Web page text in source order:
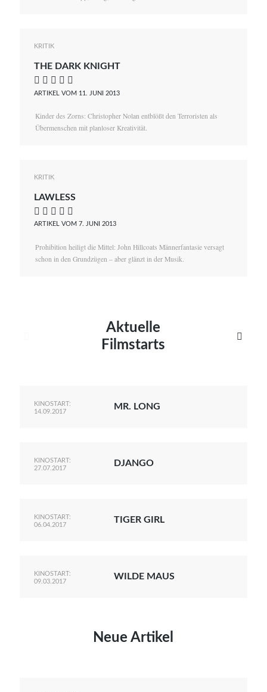
KRITIK
THE DARK KNIGHT
    
ARTIKEL VOM 11. JUNI 2013
Kinder des Zorns: Christopher Nolan entblößt den Terroristen als
Übermenschen mit planloser Kreativität.
KRITIK
LAWLESS
    
ARTIKEL VOM 7. JUNI 2013
Prohibition heiligt die Mittel: John Hillcoats Männerfantasie versagt
schon in den Grundzügen – aber glänzt in der Musik.
Aktuelle
Filmstarts

KINOSTART:
14.09.2017
MR. LONG
KINOSTART:
27.07.2017
DJANGO
KINOSTART:
06.04.2017
TIGER GIRL
KINOSTART:
09.03.2017
WILDE MAUS
Neue Artikel